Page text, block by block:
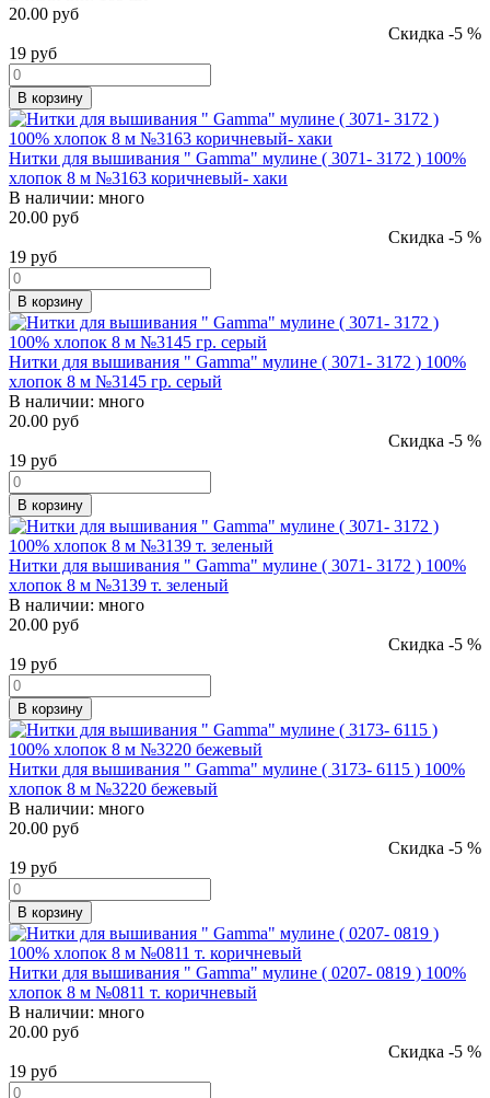
20.00 руб
Скидка -5 %
19 руб
В корзину
Нитки для вышивания " Gamma" мулине ( 3071- 3172 ) 100%
хлопок 8 м №3163 коричневый- хаки
В наличии: много
20.00 руб
Скидка -5 %
19 руб
В корзину
Нитки для вышивания " Gamma" мулине ( 3071- 3172 ) 100%
хлопок 8 м №3145 гр. серый
В наличии: много
20.00 руб
Скидка -5 %
19 руб
В корзину
Нитки для вышивания " Gamma" мулине ( 3071- 3172 ) 100%
хлопок 8 м №3139 т. зеленый
В наличии: много
20.00 руб
Скидка -5 %
19 руб
В корзину
Нитки для вышивания " Gamma" мулине ( 3173- 6115 ) 100%
хлопок 8 м №3220 бежевый
В наличии: много
20.00 руб
Скидка -5 %
19 руб
В корзину
Нитки для вышивания " Gamma" мулине ( 0207- 0819 ) 100%
хлопок 8 м №0811 т. коричневый
В наличии: много
20.00 руб
Скидка -5 %
19 руб